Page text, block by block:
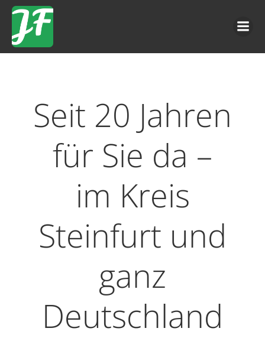
Seit 20 Jahren
für Sie da –
im Kreis
Steinfurt und
ganz
Deutschland